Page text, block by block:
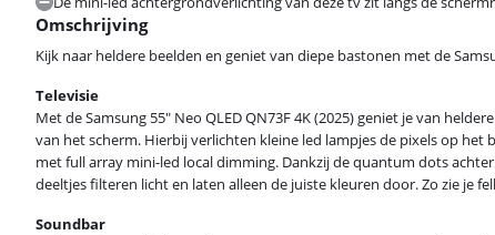
Beoordeling is 9,0 van de 10, gebaseerd op 21 reviews.
Omschrijving
Kijk naar heldere beelden en geniet van diepe bastonen met de
Televisie
Met de Samsung 55" Neo QLED QN73F 4K (2025) geniet je van
van het scherm. Hierbij verlichten kleine led lampjes de pixels op
met full array mini-led local dimming. Dankzij de quantum dots
deeltjes filteren licht en laten alleen de juiste kleuren door. Zo zie je
Soundbar